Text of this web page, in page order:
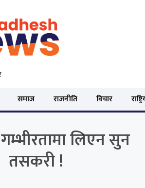
समाज राजनीति विचार
लिएन सुन
तसकरी !